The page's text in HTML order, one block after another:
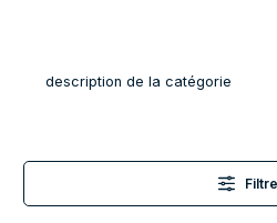
description de la catégorie
Filtre